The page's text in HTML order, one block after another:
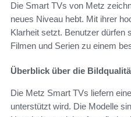
Die Smart TVs von Metz
neues Niveau hebt. Mit ihrer
Klarheit setzt. Benutzer dürfen
Filmen und Serien zu einem
Überblick über die
Die Metz Smart TVs liefern
unterstützt wird. Die Modelle